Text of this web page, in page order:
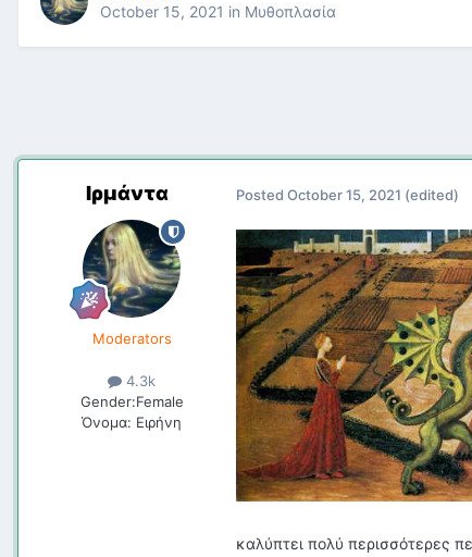
October 15, 2021 in Μυθοπλασία
Ιρμάντα
Moderators
4.3k
Gender:Female
Όνομα: Ειρήνη
Posted October 15, 2021 (edited)
καλύπτει πολύ περισσότερες